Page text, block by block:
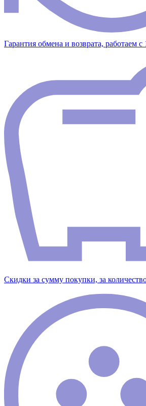
Гарантия обмена и возврата, работаем с
Скидки за сумму покупки, за